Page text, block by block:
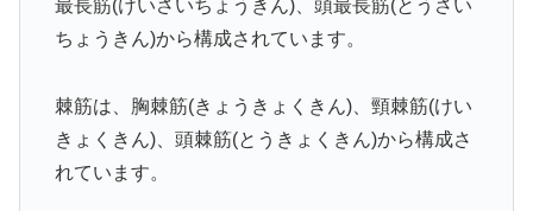
最長筋(けいさいちょうきん)、頭最長筋(とうさい
ちょうきん)から構成されています。
棘筋は、胸棘筋(きょうきょくきん)、頸棘筋(けい
きょくきん)、頭棘筋(とうきょくきん)から構成さ
れています。